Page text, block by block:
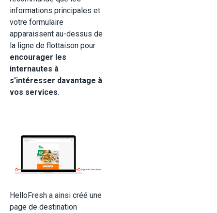
informations principales et
votre formulaire
apparaissent au-dessus de
la ligne de flottaison pour
encourager les
internautes à
s’intéresser davantage à
vos services.
HelloFresh a ainsi créé une
page de destination